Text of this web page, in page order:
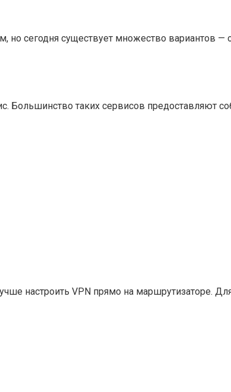
сегодня существует множество вариантов —
Большинство таких сервисов предоставляют
настроить VPN прямо на маршрутизаторе.